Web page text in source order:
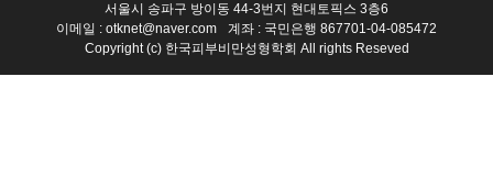
서울시 송파구 방이동 44-3번지 현대토픽스 3층6
이메일 : otknet@naver.com
계좌 : 국민은행 867701-04-085472
Copyright (c) 한국피부비만성형학회 All rights Reseved